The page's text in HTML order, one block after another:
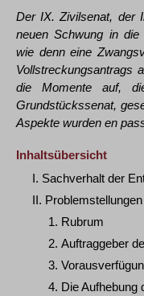
Der IX. Zivilsenat, der
neuen Schwung in die
wie denn eine
Vollstreckungsantrags
die Momente auf,
Grundstückssenat,
Aspekte wurden en
Inhaltsübersicht
I. Sachverhalt der
II. Problemstellungen
1. Rubrum
2. Auftraggeber
3.
4. Die Aufhebung